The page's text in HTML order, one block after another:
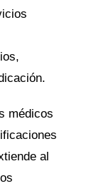
médicos
al